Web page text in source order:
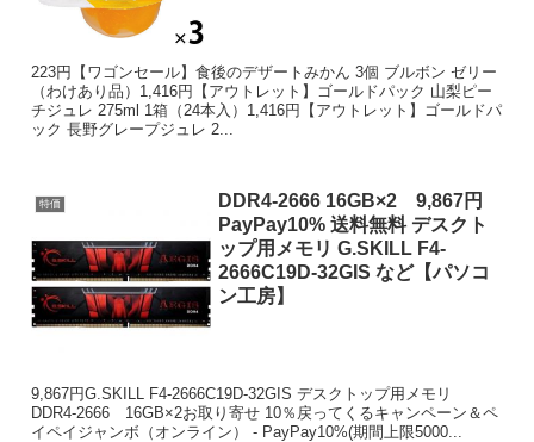
223円【ワゴンセール】食後のデザートみかん 3個 ブルボン ゼリー
（わけあり品）1,416円【アウトレット】ゴールドパック 山梨ピー
チジュレ 275ml 1箱（24本入）1,416円【アウトレット】ゴールドパ
ック 長野グレープジュレ 2...
特価
DDR4-2666 16GB×2 9,867円
PayPay10% 送料無料 デスクト
ップ用メモリ G.SKILL F4-
2666C19D-32GIS など【パソコ
ン工房】
9,867円G.SKILL F4-2666C19D-32GIS デスクトップ用メモリ
DDR4-2666 16GB×2お取り寄せ 10％戻ってくるキャンペーン＆ペ
イペイジャンボ（オンライン） - PayPay10%(期間上限5000...